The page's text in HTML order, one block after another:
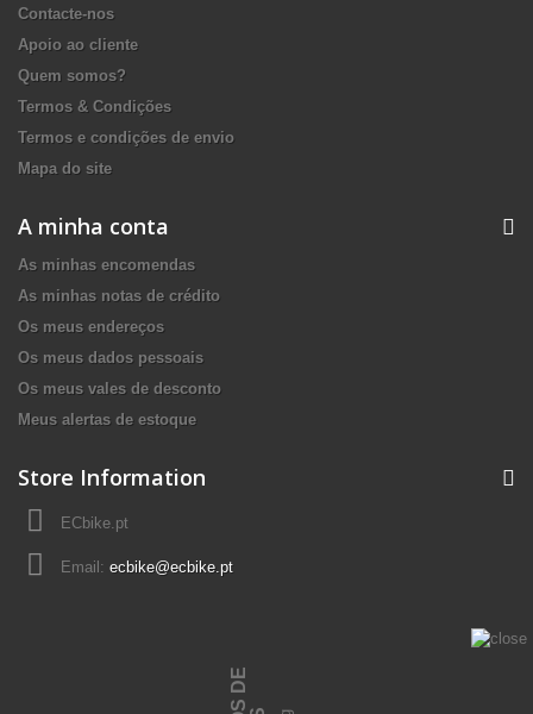
Contacte-nos
Apoio ao cliente
Quem somos?
Termos & Condições
Termos e condições de envio
Mapa do site
A minha conta
As minhas encomendas
As minhas notas de crédito
Os meus endereços
Os meus dados pessoais
Os meus vales de desconto
Meus alertas de estoque
Store Information
ECbike.pt
Email: ecbike@ecbike.pt